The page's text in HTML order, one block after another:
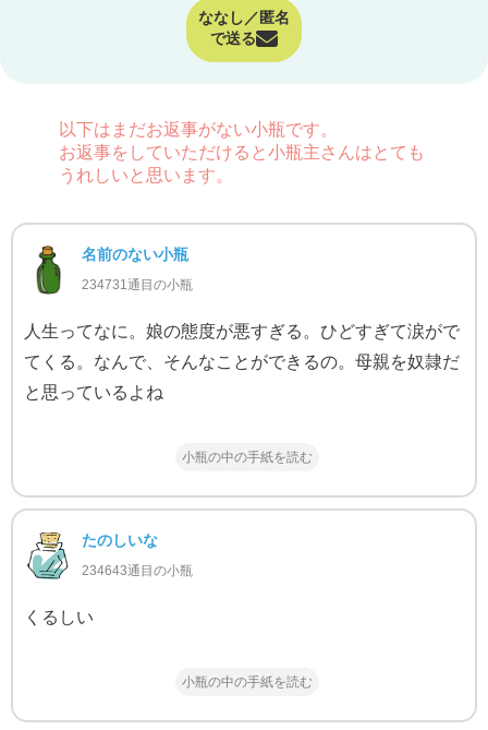
ななし／匿名
で送る
以下はまだお返事がない小瓶です。
お返事をしていただけると小瓶主さんはとても
うれしいと思います。
名前のない小瓶
234731通目の小瓶
人生ってなに。娘の態度が悪すぎる。ひどすぎて涙がで
てくる。なんで、そんなことができるの。母親を奴隷だ
と思っているよね
小瓶の中の手紙を読む
たのしいな
234643通目の小瓶
くるしい
小瓶の中の手紙を読む